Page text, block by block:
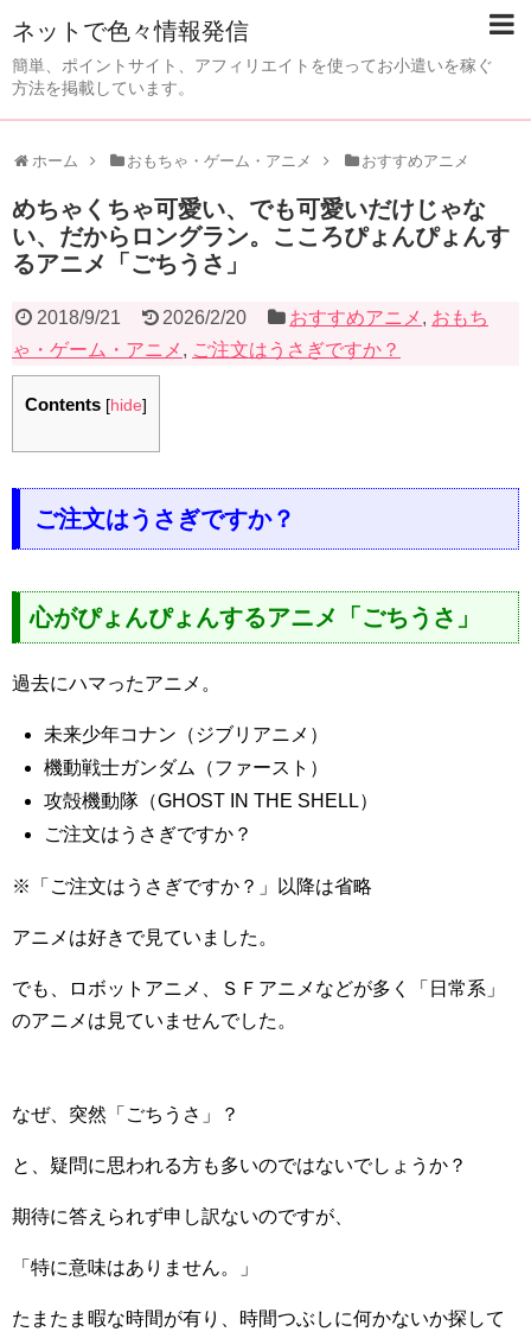
ネットで色々情報発信
簡単、ポイントサイト、アフィリエイトを使ってお小遣いを稼ぐ
方法を掲載しています。
ホーム おもちゃ・ゲーム・アニメ おすすめアニメ
めちゃくちゃ可愛い、でも可愛いだけじゃな
い、だからロングラン。こころぴょんぴょんす
るアニメ「ごちうさ」
2018/9/21 2026/2/20 おすすめアニメ , おもち
ゃ・ゲーム・アニメ , ご注文はうさぎですか？
Contents [hide]
ご注文はうさぎですか？
心がぴょんぴょんするアニメ「ごちうさ」
過去にハマったアニメ。
未来少年コナン（ジブリアニメ）
機動戦士ガンダム（ファースト）
攻殻機動隊（GHOST IN THE SHELL）
ご注文はうさぎですか？
※「ご注文はうさぎですか？」以降は省略
アニメは好きで見ていました。
でも、ロボットアニメ、ＳＦアニメなどが多く「日常系」
のアニメは見ていませんでした。
なぜ、突然「ごちうさ」？
と、疑問に思われる方も多いのではないでしょうか？
期待に答えられず申し訳ないのですが、
「特に意味はありません。」
たまたま暇な時間が有り、時間つぶしに何かないか探して